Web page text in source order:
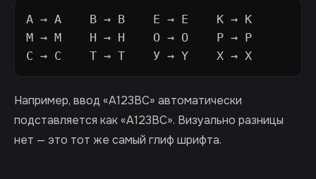
А → A    В → B    Е → E    К → K
М → M    Н → H    О → O    Р → P
С → C    Т → T    У → Y    Х → X
Например, ввод «А123ВС» автоматически
подставляется как «A123BC». Визуально разницы
нет — это тот же самый глиф шрифта.